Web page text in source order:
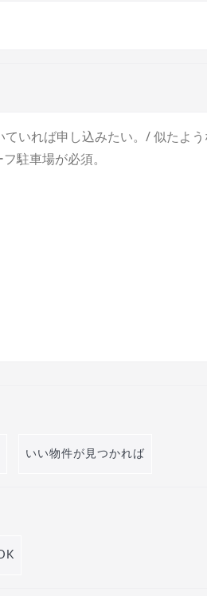
いい物件が見つかれば